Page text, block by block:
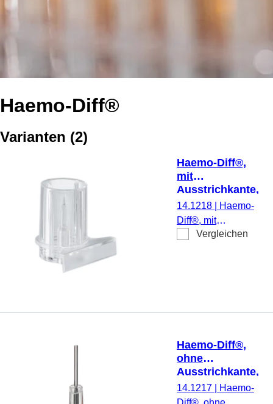
Haemo-Diff®
Varianten (2)
Haemo-Diff®,
mit
Ausstrichkante,
zur Herstellung
von
Blutausstrich
14.1218
Haemo-
Diff®, mit
Ausstrichkante, zur
Vergleichen
Haemo-Diff®,
ohne
Ausstrichkante,
zur Herstellung
von
14.1217
Haemo-